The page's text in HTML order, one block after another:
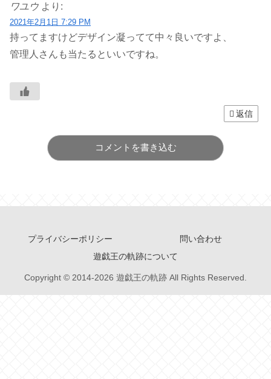
ワユウ より:
2021年2月1日 7:29 PM
持ってますけどデザイン凝ってて中々良いですよ、
管理人さんも当たるといいですね。
返信
コメントを書き込む
プライバシーポリシー
問い合わせ
遊戯王の軌跡について
Copyright © 2014-2026 遊戯王の軌跡 All Rights Reserved.